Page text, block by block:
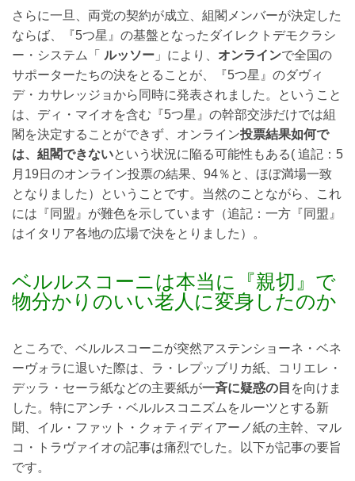
さらに一旦、両党の契約が成立、組閣メンバーが決定した
ならば、『5つ星』の基盤となったダイレクトデモクラシ
ー・システム「 ルッソー 」により、 オンラインで全国の
サポーターたちの決をとることが、『5つ星』のダヴィ
デ・カサレッジョから同時に発表されました。ということ
は、ディ・マイオを含む『5つ星』の幹部交渉だけでは組
閣を決定することができず、オンライン投票結果如何で
は、組閣できないという状況に陥る可能性もある( 追記：5
月19日のオンライン投票の結果、94％と、ほぼ満場一致
となりました）ということです。当然のことながら、これ
には『同盟』が難色を示しています（追記：一方『同盟』
はイタリア各地の広場で決をとりました）。
ベルルスコーニは本当に『親切』で
物分かりのいい老人に変身したのか
ところで、ベルルスコーニが突然アステンショーネ・ベネ
ーヴォラに退いた際は、ラ・レプッブリカ紙、コリエレ・
デッラ・セーラ紙などの主要紙が一斉に疑惑の目 を向けま
した。特にアンチ・ベルルスコニズムをルーツとする新
聞、イル・ファット・クォティディアーノ紙の主幹、マル
コ・トラヴァイオの記事は痛烈でした。以下が記事の要旨
です。